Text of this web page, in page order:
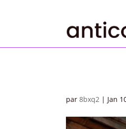
par8bxq2 | Jan